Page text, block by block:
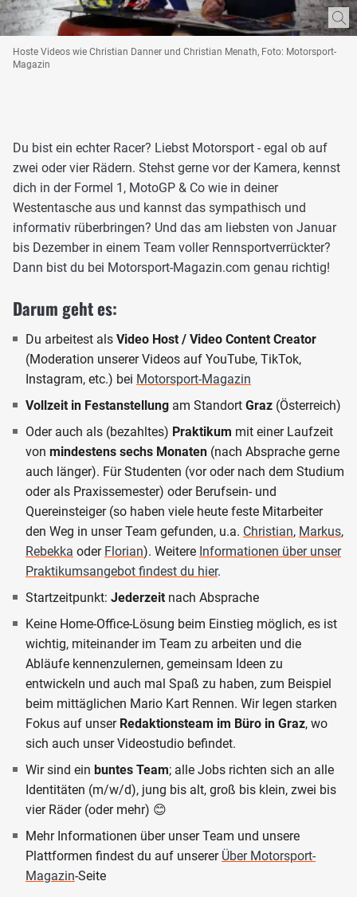
Hoste Videos wie Christian Danner und Christian Menath, Foto: Motorsport-
Magazin
Du bist ein echter Racer? Liebst Motorsport - egal ob auf
zwei oder vier Rädern. Stehst gerne vor der Kamera, kennst
dich in der Formel 1, MotoGP & Co wie in deiner
Westentasche aus und kannst das sympathisch und
informativ rüberbringen? Und das am liebsten von Januar
bis Dezember in einem Team voller Rennsportverrückter?
Dann bist du bei Motorsport-Magazin.com genau richtig!
Darum geht es:
Du arbeitest als Video Host / Video Content Creator
(Moderation unserer Videos auf YouTube, TikTok,
Instagram, etc.) bei Motorsport-Magazin
Vollzeit in Festanstellung am Standort Graz (Österreich)
Oder auch als (bezahltes) Praktikum mit einer Laufzeit
von mindestens sechs Monaten (nach Absprache gerne
auch länger). Für Studenten (vor oder nach dem Studium
oder als Praxissemester) oder Berufsein- und
Quereinsteiger (so haben viele heute feste Mitarbeiter
den Weg in unser Team gefunden, u.a. Christian, Markus,
Rebekka oder Florian). Weitere Informationen über unser
Praktikumsangebot findest du hier.
Startzeitpunkt: Jederzeit nach Absprache
Keine Home-Office-Lösung beim Einstieg möglich, es ist
wichtig, miteinander im Team zu arbeiten und die
Abläufe kennenzulernen, gemeinsam Ideen zu
entwickeln und auch mal Spaß zu haben, zum Beispiel
beim mittäglichen Mario Kart Rennen. Wir legen starken
Fokus auf unser Redaktionsteam im Büro in Graz, wo
sich auch unser Videostudio befindet.
Wir sind ein buntes Team; alle Jobs richten sich an alle
Identitäten (m/w/d), jung bis alt, groß bis klein, zwei bis
vier Räder (oder mehr) 😊
Mehr Informationen über unser Team und unsere
Plattformen findest du auf unserer Über Motorsport-
Magazin-Seite